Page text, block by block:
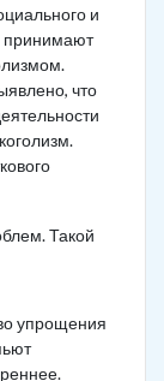
и
принимают
что
Такой
упрощения